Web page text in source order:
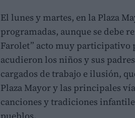
El lunes y martes, en la Plaza
programadas, aunque se debe
Farolet” acto muy participativo
acudieron los niños y sus
cargados de trabajo e ilusión,
Plaza Mayor y las principales
canciones y tradiciones